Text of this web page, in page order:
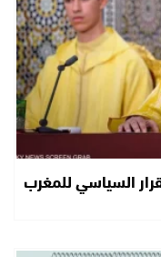
السياسي للمغرب